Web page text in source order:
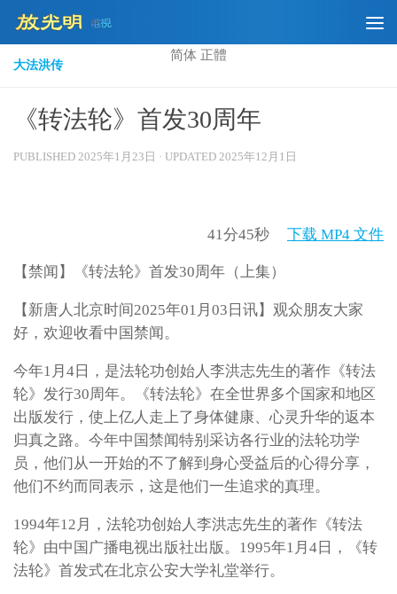
Skip to content
简体 正體
大法洪传
《转法轮》首发30周年
PUBLISHED 2025年1月23日 · UPDATED 2025年12月1日
41分45秒 下载 MP4 文件
【禁闻】《转法轮》首发30周年（上集）
【新唐人北京时间2025年01月03日讯】观众朋友大家
好，欢迎收看中国禁闻。
今年1月4日，是法轮功创始人李洪志先生的著作《转法
轮》发行30周年。《转法轮》在全世界多个国家和地区
出版发行，使上亿人走上了身体健康、心灵升华的返本
归真之路。今年中国禁闻特别采访各行业的法轮功学
员，他们从一开始的不了解到身心受益后的心得分享，
他们不约而同表示，这是他们一生追求的真理。
1994年12月，法轮功创始人李洪志先生的著作《转法
轮》由中国广播电视出版社出版。1995年1月4日，《转
法轮》首发式在北京公安大学礼堂举行。